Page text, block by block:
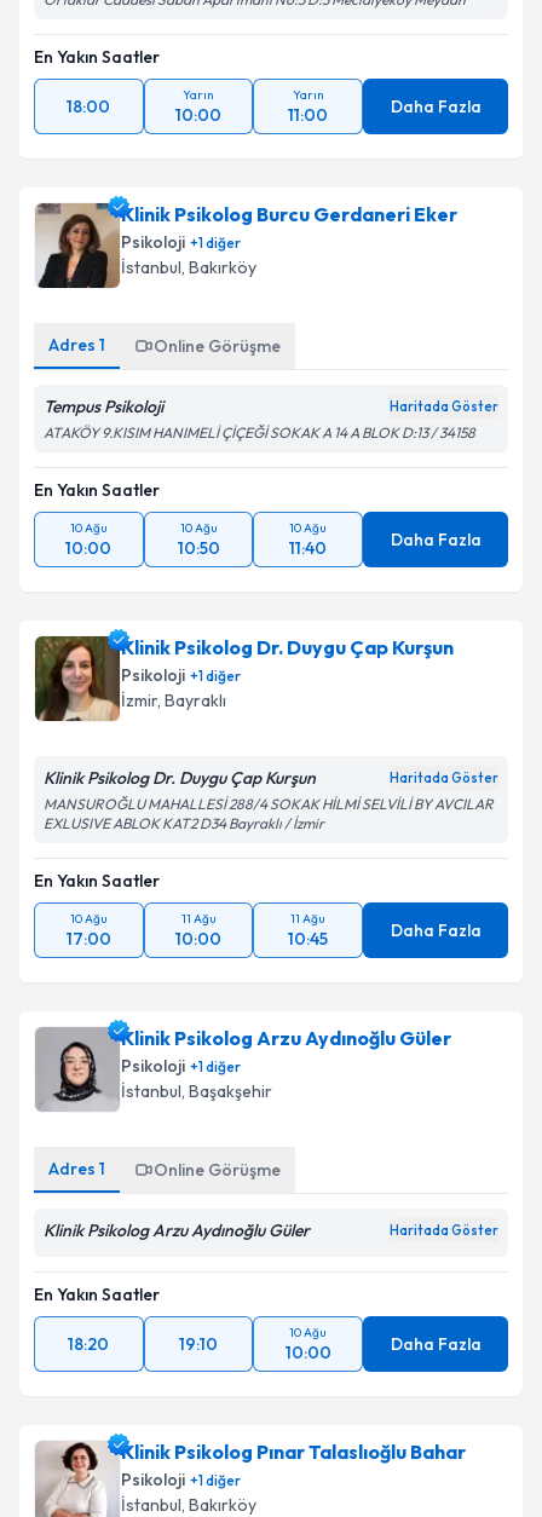
En Yakın Saatler
18:00
Yarın
10:00
Yarın
11:00 Daha Fazla
Klinik Psikolog Burcu Gerdaneri Eker
Psikoloji +1diğer
İstanbul, Bakırköy
Adres 1 Online Görüşme
Tempus Psikoloji Haritada Göster
ATAKÖY 9.KISIM HANIMELİ ÇİÇEĞİ SOKAK A 14 A BLOK D:13 / 34158
En Yakın Saatler
10 Ağu
10:00
10 Ağu
10:50
10 Ağu
11:40 Daha Fazla
Klinik Psikolog Dr. Duygu Çap Kurşun
Psikoloji +1diğer
İzmir, Bayraklı
Klinik Psikolog Dr. Duygu Çap Kurşun Haritada Göster
MANSUROĞLU MAHALLESİ 288/4 SOKAK HİLMİ SELVİLİ BY AVCILAR
EXLUSIVE ABLOK KAT2 D34 Bayraklı / İzmir
En Yakın Saatler
10 Ağu
17:00
11 Ağu
10:00
11 Ağu
10:45 Daha Fazla
Klinik Psikolog Arzu Aydınoğlu Güler
Psikoloji +1diğer
İstanbul, Başakşehir
Adres 1 Online Görüşme
Klinik Psikolog Arzu Aydınoğlu Güler Haritada Göster
En Yakın Saatler
18:20 19:10
10 Ağu
10:00 Daha Fazla
Klinik Psikolog Pınar Talaslıoğlu Bahar
Psikoloji +1diğer
İstanbul, Bakırköy